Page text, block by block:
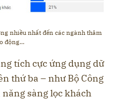
nhiều nhất đến các ngành thâm
động…
tích cực ứng dụng dữ
thứ ba – như Bộ Công
sàng lọc khách